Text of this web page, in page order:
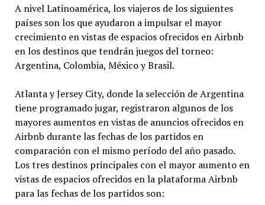
A nivel Latinoamérica, los viajeros de los siguientes
países son los que ayudaron a impulsar el mayor
crecimiento en vistas de espacios ofrecidos en Airbnb
en los destinos que tendrán juegos del torneo:
Argentina, Colombia, México y Brasil.
Atlanta y Jersey City, donde la selección de Argentina
tiene programado jugar, registraron algunos de los
mayores aumentos en vistas de anuncios ofrecidos en
Airbnb durante las fechas de los partidos en
comparación con el mismo período del año pasado.
Los tres destinos principales con el mayor aumento en
vistas de espacios ofrecidos en la plataforma Airbnb
para las fechas de los partidos son: